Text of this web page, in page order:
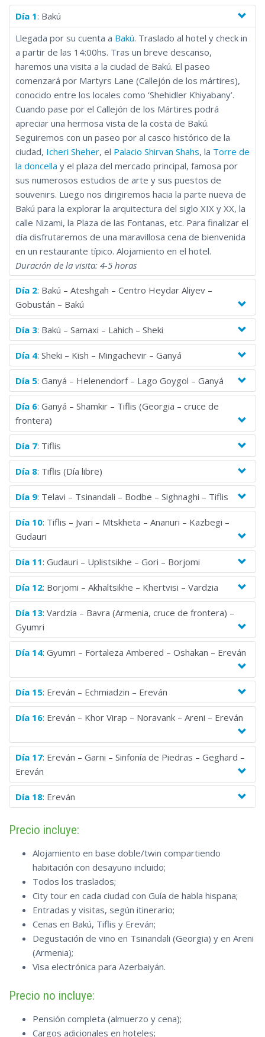
antiguo asentamiento alemán, el maravilloso Lago Goygol, la
segunda ciudad más grande de Armenia, junto con muchas
otras atracciones únicas.
Día 1: Bakú
Llegada por su cuenta a Bakú. Traslado al hotel y check in
a partir de las 14:00hs. Tras un breve descanso,
haremos una visita a la ciudad de Bakú. El paseo
comenzará por Martyrs Lane (Callejón de los mártires),
conocido entre los locales como ‘Shehidler Khiyabany’.
Cuando pase por el Callejón de los Mártires podrá
apreciar una hermosa vista de la costa de Bakú.
Seguiremos con un paseo por al casco histórico de la
ciudad, Icheri Sheher, el Palacio Shirvan Shahs, la Torre de
la doncella y el plaza del mercado principal, famosa por
sus numerosos estudios de arte y sus puestos de
souvenirs. Luego nos dirigiremos hacia la parte nueva de
Bakú para la explorar la arquitectura del siglo XIX y XX, la
calle Nizami, la Plaza de las Fontanas, etc. Para finalizar el
día disfrutaremos de una maravillosa cena de bienvenida
en un restaurante típico. Alojamiento en el hotel.
Duración de la visita: 4-5 horas
Día 2: Bakú – Ateshgah – Centro Heydar Aliyev –
Gobustán – Bakú
Día 3: Bakú – Samaxi – Lahich – Sheki
Día 4: Sheki – Kish – Mingachevir – Ganyá
Día 5: Ganyá – Helenendorf – Lago Goygol – Ganyá
Día 6: Ganyá – Shamkir – Tiflis (Georgia – cruce de
frontera)
Día 7: Tiflis
Día 8: Tiflis (Día libre)
Día 9: Telavi – Tsinandali – Bodbe – Sighnaghi – Tiflis
Día 10: Tiflis – Jvari – Mtskheta – Ananuri – Kazbegi –
Gudauri
Día 11: Gudauri – Uplistsikhe – Gori – Borjomi
Día 12: Borjomi – Akhaltsikhe – Khertvisi – Vardzia
Día 13: Vardzia – Bavra (Armenia, cruce de frontera) –
Gyumri
Día 14: Gyumri – Fortaleza Ambered – Oshakan – Ereván
Día 15: Ereván – Echmiadzin – Ereván
Día 16: Ereván – Khor Virap – Noravank – Areni – Ereván
Día 17: Ereván – Garni – Sinfonía de Piedras – Geghard –
Ereván
Día 18: Ereván
Precio incluye:
Alojamiento en base doble/twin compartiendo
habitación con desayuno incluido;
Todos los traslados;
City tour en cada ciudad con Guía de habla hispana;
Entradas y visitas, según itinerario;
Cenas en Bakú, Tiflis y Ereván;
Degustación de vino en Tsinandali (Georgia) y en Areni
(Armenia);
Visa electrónica para Azerbaiyán.
Precio no incluye:
Pensión completa (almuerzo y cena);
Cargos adicionales en hoteles;